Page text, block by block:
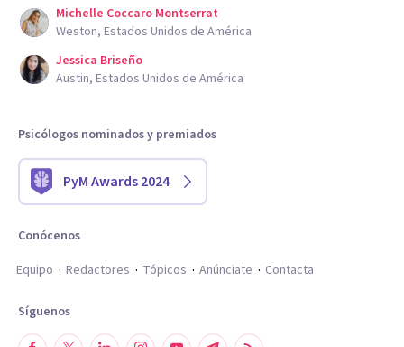
Michelle Coccaro Montserrat
Weston, Estados Unidos de América
Jessica Briseño
Austin, Estados Unidos de América
Psicólogos nominados y premiados
PyM Awards 2024
Conócenos
Equipo
Redactores Tópicos Anúnciate Contacta
Síguenos